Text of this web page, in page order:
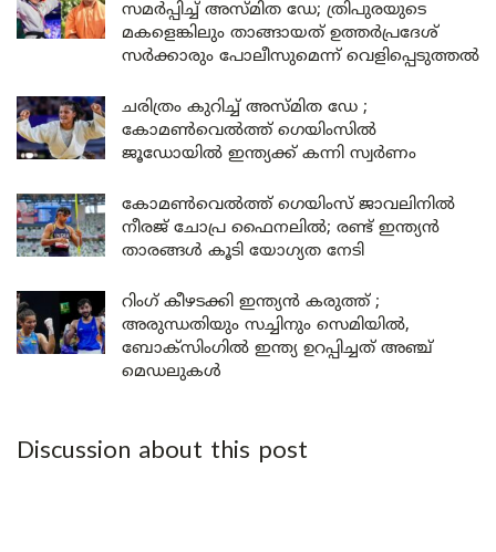
സമർപ്പിച്ച് അസ്മിത ഡേ; ത്രിപുരയുടെ
മകളെങ്കിലും താങ്ങായത് ഉത്തർപ്രദേശ്
സർക്കാരും പോലീസുമെന്ന് വെളിപ്പെടുത്തൽ
ചരിത്രം കുറിച്ച് അസ്മിത ഡേ ;
കോമൺവെൽത്ത് ഗെയിംസിൽ
ജൂഡോയിൽ ഇന്ത്യക്ക് കന്നി സ്വർണം
കോമൺവെൽത്ത് ഗെയിംസ് ജാവലിനിൽ
നീരജ് ചോപ്ര ഫൈനലിൽ; രണ്ട് ഇന്ത്യൻ
താരങ്ങൾ കൂടി യോഗ്യത നേടി
റിംഗ് കീഴടക്കി ഇന്ത്യൻ കരുത്ത് ;
അരുന്ധതിയും സച്ചിനും സെമിയിൽ,
ബോക്സിംഗിൽ ഇന്ത്യ ഉറപ്പിച്ചത് അഞ്ച്
മെഡലുകൾ
Discussion about this post